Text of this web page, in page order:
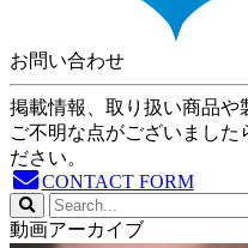
お問い合わせ
掲載情報、取り扱い商品や
ご不明な点がございました
ださい。
CONTACT FORM
動画アーカイブ